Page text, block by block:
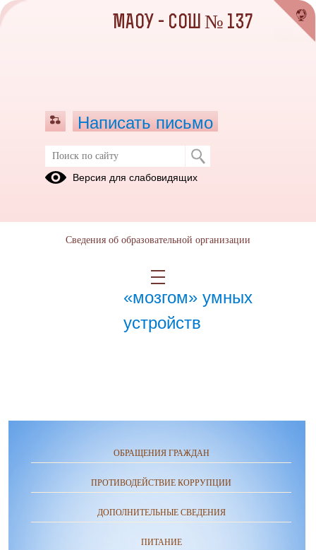
Январь 2026
Знакомство с
«мозгом» умных
устройств
ОБРАЩЕНИЯ ГРАЖДАН
ПРОТИВОДЕЙСТВИЕ КОРРУПЦИИ
ДОПОЛНИТЕЛЬНЫЕ СВЕДЕНИЯ
ПИТАНИЕ
МАОУ - СОШ № 137
Написать письмо
Версия для слабовидящих
Сведения об образовательной организации